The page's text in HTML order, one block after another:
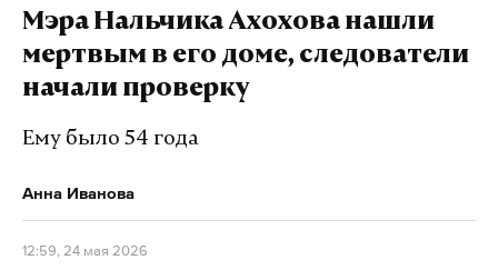
Мэра Нальчика Ахохова нашли
мертвым в его доме, следователи
начали проверку
Ему было 54 года
Анна Иванова
12:59, 24 мая 2026